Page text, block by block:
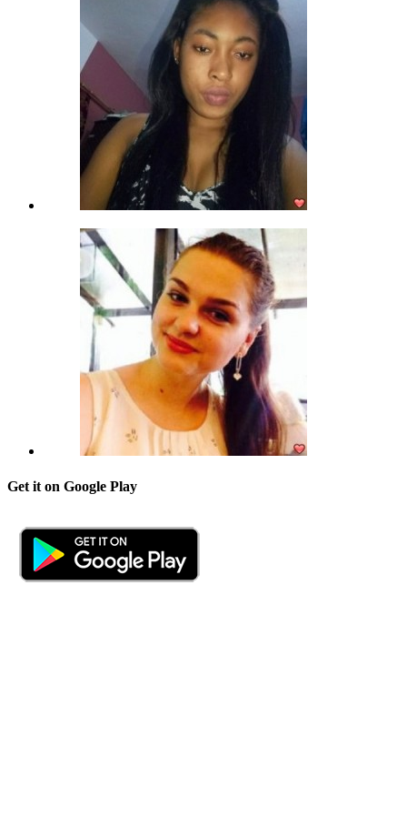
Get it on Google Play